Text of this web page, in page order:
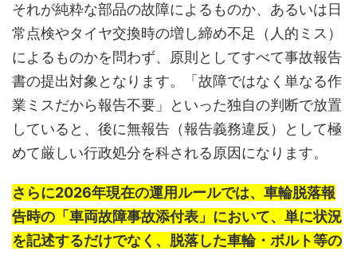
それが純粋な部品の故障によるものか、あるいは日
常点検やタイヤ交換時の増し締め不足（人的ミス）
によるものかを問わず、原則としてすべて事故報告
書の提出対象となります。「故障ではなく単なる作
業ミスだから報告不要」といった独自の判断で放置
していると、後に無報告（報告義務違反）として極
めて厳しい行政処分を科される原因になります。
さらに2026年現在の運用ルールでは、車輪脱落報
告時の「車両故障事故添付表」において、単に状況
を記述するだけでなく、脱落した車輪・ボルト等の